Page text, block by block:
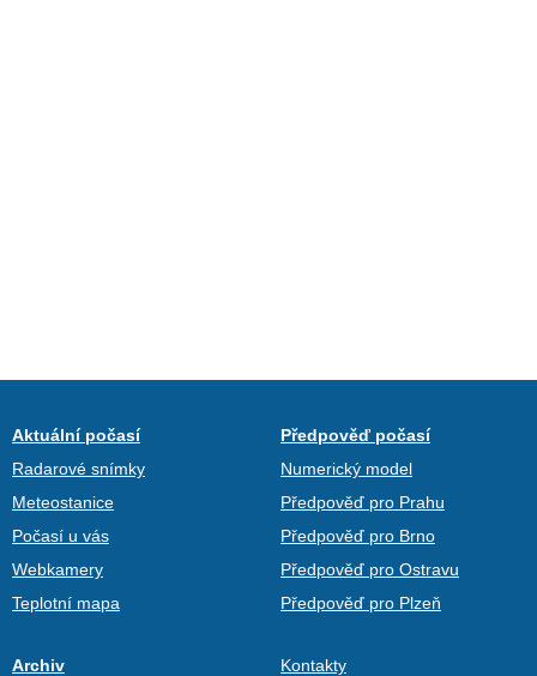
Aktuální počasí
Radarové snímky
Meteostanice
Počasí u vás
Webkamery
Teplotní mapa
Předpověď počasí
Numerický model
Předpověď pro Prahu
Předpověď pro Brno
Předpověď pro Ostravu
Předpověď pro Plzeň
Archiv Kontakty